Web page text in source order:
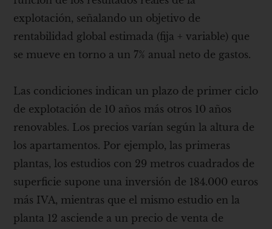
explotación, señalando un objetivo de
rentabilidad global estimada (fija + variable) que
se mueve en torno a un 7% anual neto de gastos.
Las condiciones indican un plazo de primer ciclo
de explotación de 10 años más otros 10 años
renovables. Los precios varían según la altura de
los apartamentos. Por ejemplo, las primeras
plantas, los estudios con 29 metros cuadrados de
superficie supone una inversión de 184.000 euros
más IVA, mientras que el mismo estudio en la
planta 12 asciende a un precio de venta de